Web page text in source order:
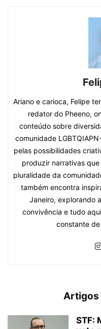
Ariano e carioca, Felipe
redator do Pheeno,
conteúdo sobre
comunidade
pelas possibilidades
produzir narrativas
pluralidade da
também encontra
Janeiro, explorando
convivência e tudo
constante
Artigos
STF: